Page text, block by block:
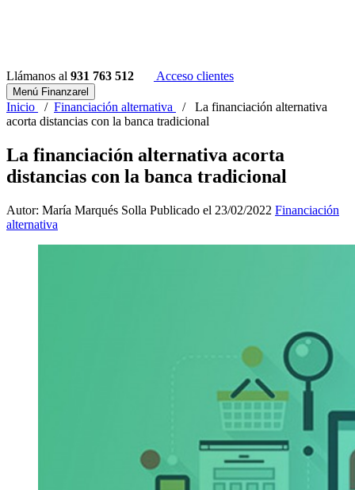
Llámanos al 931 763 512 Acceso clientes
Menú Finanzarel
Inicio / Financiación alternativa / La financiación alternativa
acorta distancias con la banca tradicional
La financiación alternativa acorta
distancias con la banca tradicional
Autor: María Marqués Solla Publicado el 23/02/2022 Financiación
alternativa